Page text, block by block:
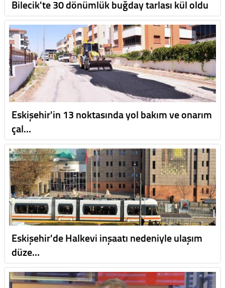
Bilecik'te 30 dönümlük buğday tarlası kül oldu
Eskişehir'in 13 noktasında yol bakım ve onarım
çal…
Eskişehir'de Halkevi inşaatı nedeniyle ulaşım
düze…